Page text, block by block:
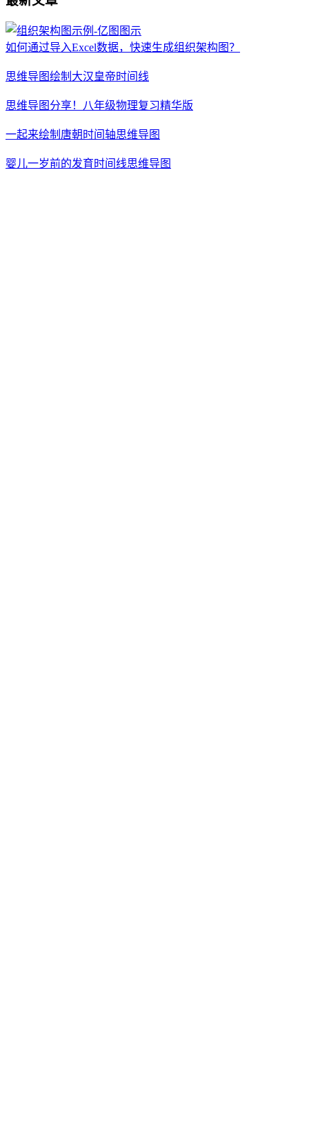
如何通过导入Excel数据，快速生成组织架构图？
思维导图绘制大汉皇帝时间线
思维导图分享！八年级物理复习精华版
一起来绘制唐朝时间轴思维导图
婴儿一岁前的发育时间线思维导图